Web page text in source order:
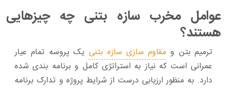
عوامل مخرب سازه بتنی چه چیزهایی
هستند؟
ترمیم بتن و مقاوم سازی سازه بتنی یک پروسه تمام‌ عیار
عمرانی است که نیاز به استراتژی کامل و برنامه بندی شده
دارد. به ‌منظور ارزیابی درست از شرایط پروژه و تدارک برنامه